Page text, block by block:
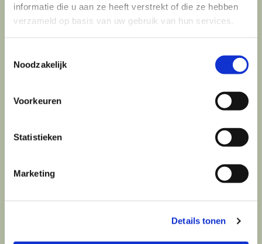
informatie die u aan ze heeft verstrekt of die ze hebben
verzameld op basis van uw gebruik van hun services.
Noodzakelijk
Voorkeuren
Statistieken
Marketing
Details tonen
De transaction coordinator ondersteunt
ondernemingen ook op financieel gebied. Er kunnen
adviezen gegeven worden over alle onderdelen van
de financiële en bancaire zaken binnen een
Alle adviezen kunnen ook in samenwerking